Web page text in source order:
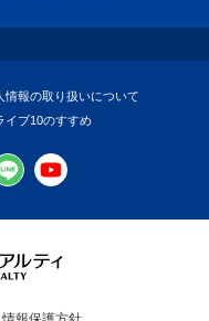
情報の取り扱いについて
イブ10のすすめ